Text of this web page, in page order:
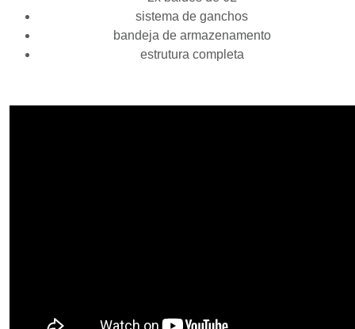
sistema de ganchos
bandeja de armazenamento
estrutura completa